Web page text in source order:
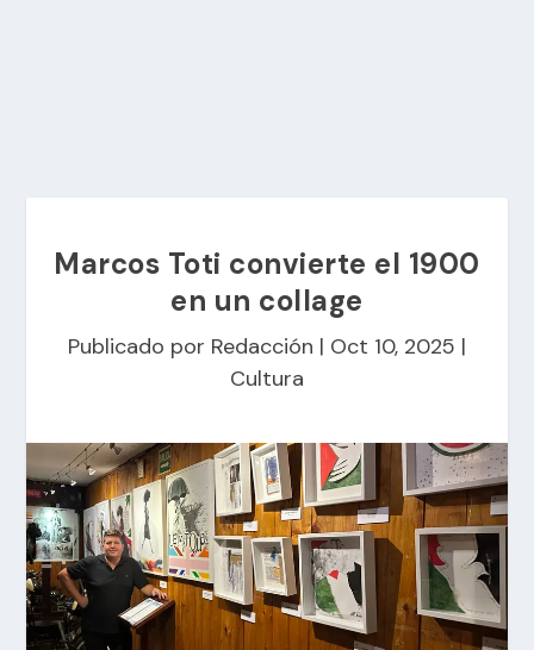
Marcos Toti convierte el 1900
en un collage
Publicado por Redacción | Oct 10, 2025 |
Cultura